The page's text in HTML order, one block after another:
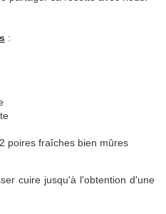
:
2 poires fraîches bien mûres
cuire jusqu'à l'obtention d'une